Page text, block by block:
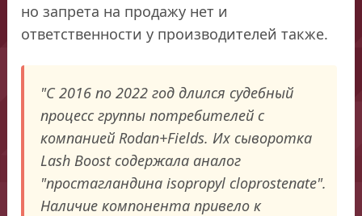
но запрета на продажу нет и
ответственности у производителей также.
"С 2016 по 2022 год длился судебный
процесс группы потребителей с
компанией Rodan+Fields. Их сыворотка
Lash Boost содержала аналог
"простагландина isopropyl cloprostenate".
Наличие компонента привело к